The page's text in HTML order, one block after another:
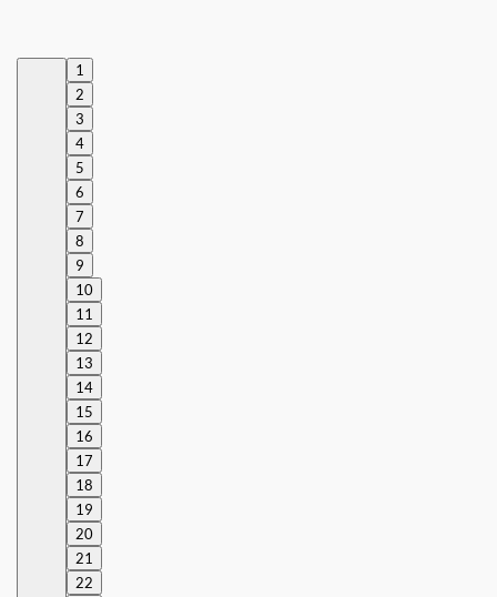
1
2
3
4
5
6
7
8
9
10
11
12
13
14
15
16
17
18
19
20
21
22